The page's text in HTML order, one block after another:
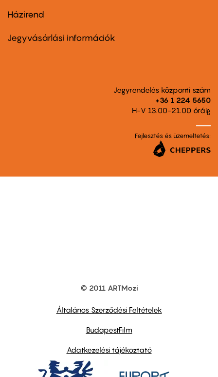
Footer
second
Házirend
Jegyvásárlási információk
Jegyrendelés központi szám
+36 1 224 5650
H-V 13.00-21.00 óráig
Fejlesztés és üzemeltetés:
© 2011 ARTMozi
Általános Szerződési Feltételek
BudapestFilm
Adatkezelési tájékoztató